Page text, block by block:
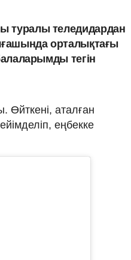
туралы теледидардан
орталықтағы
тегін
Өйткені, аталған
еңбекке